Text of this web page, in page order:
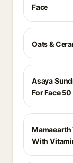
Face
Oats &
Asaya
For Face 50
Mamaearth
With